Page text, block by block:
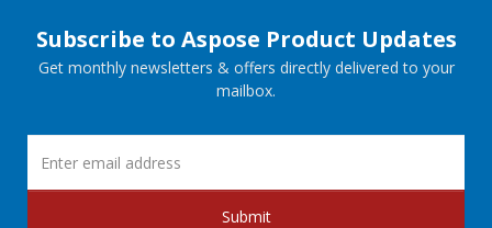
Subscribe to Aspose Product Updates
Get monthly newsletters & offers directly delivered to your
mailbox.
Submit